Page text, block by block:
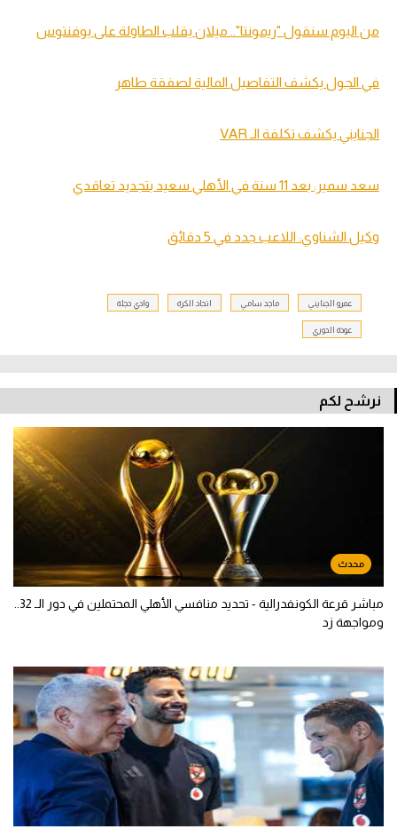
من اليوم سنقول "ريمونتا".. ميلان يقلب الطاولة على يوفنتوس
في الجول يكشف التفاصيل المالية لصفقة طاهر
الجنايني يكشف تكلفة الـ VAR
سعد سمير: بعد 11 سنة في الأهلي سعيد بتجديد تعاقدي
وكيل الشناوي: اللاعب جدد في 5 دقائق
عمرو الجنايني ماجد سامي اتحاد الكرة وادي دجلة
عودة الدوري
نرشح لكم
ومواجهة زد